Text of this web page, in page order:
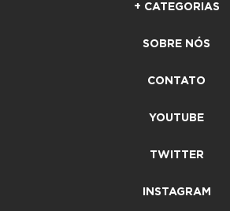
+ CATEGORIAS
SOBRE NÓS
CONTATO
YOUTUBE
TWITTER
INSTAGRAM